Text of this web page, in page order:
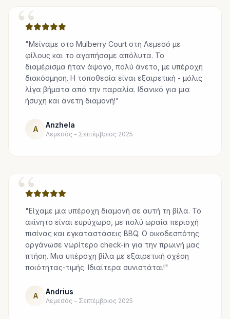
“"Μείναμε στο Mulberry Court στη Λεμεσό με
φίλους και το αγαπήσαμε απόλυτα. Το
διαμέρισμα ήταν άψογο, πολύ άνετο, με υπέροχη
διακόσμηση. Η τοποθεσία είναι εξαιρετική - μόλις
λίγα βήματα από την παραλία. Ιδανικό για μια
ήσυχη και άνετη διαμονή!"
A Anzhela
Λεμεσός - Σεπτέμβριος 2025
“"Είχαμε μια υπέροχη διαμονή σε αυτή τη βίλα. Το
ακίνητο είναι ευρύχωρο, με πολύ ωραία περιοχή
πισίνας και εγκαταστάσεις BBQ. Ο οικοδεσπότης
οργάνωσε νωρίτερο check-in για την πρωινή μας
πτήση. Μια υπέροχη βίλα με εξαιρετική σχέση
ποιότητας-τιμής. Ιδιαίτερα συνιστάται!"
A Andrius
Λεμεσός - Σεπτέμβριος 2025